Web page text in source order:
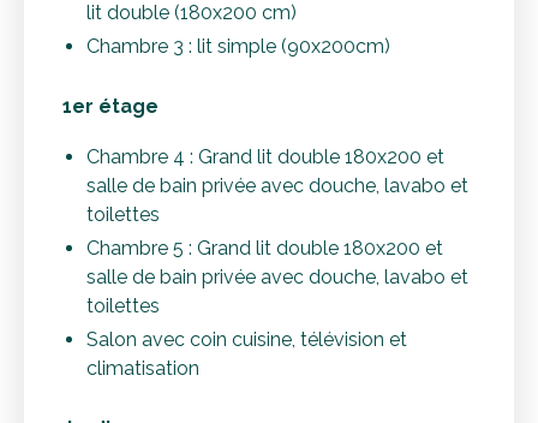
lit double (180x200 cm)
Chambre 3 : lit simple (90x200cm)
1er étage
Chambre 4 : Grand lit double 180x200 et
salle de bain privée avec douche, lavabo et
toilettes
Chambre 5 : Grand lit double 180x200 et
salle de bain privée avec douche, lavabo et
toilettes
Salon avec coin cuisine, télévision et
climatisation